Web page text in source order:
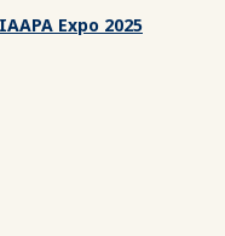
Expo 2025